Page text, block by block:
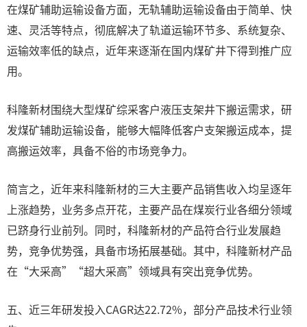
在煤矿辅助运输设备方面，无轨辅助运输设备由于简单、快
速、灵活等特点，彻底解决了轨道运输环节多、系统复杂、
运输效率低的缺点，近年来逐渐在国内煤矿井下得到推广应
用。
科隆新材围绕大型煤矿综采客户液压支架井下搬运需求，研
发煤矿辅助运输设备，能够大幅降低客户支架搬运成本，提
高搬运效率，具备不俗的市场竞争力。
简言之，近年来科隆新材的三大主要产品销售收入均呈逐年
上涨趋势，业务多点开花，主要产品在煤炭行业各细分领域
已跻身行业前列。同时，科隆新材的产品符合行业发展趋
势，竞争优势强，具备市场拓展基础。其中，科隆新材产品
在“大采高”“超大采高”领域具有突出竞争优势。
五、近三年研发投入CAGR达22.72%，部分产品技术行业领